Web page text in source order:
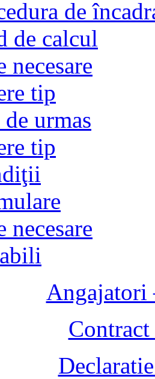
de
de calcul
necesare
tip
de urmas
tip
necesare
Angajatori
Contract